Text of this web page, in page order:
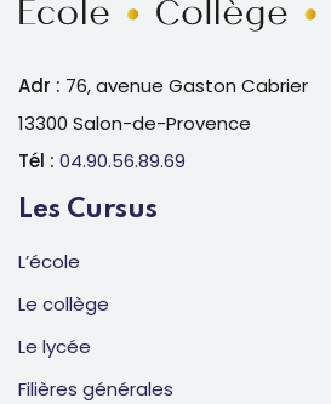
Adr : 76, avenue Gaston Cabrier
13300 Salon-de-Provence
Tél : 04.90.56.89.69
Les Cursus
L’école
Le collège
Le lycée
Filières générales